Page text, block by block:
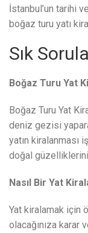
İstanbul’un tarihi
boğaz turu yatı
Sık
Boğaz Turu Yat
Boğaz Turu Yat
deniz gezisi
yatın kiralanması
doğal
Nasıl Bir Yat
Yat kiralamak için
olacağınıza karar